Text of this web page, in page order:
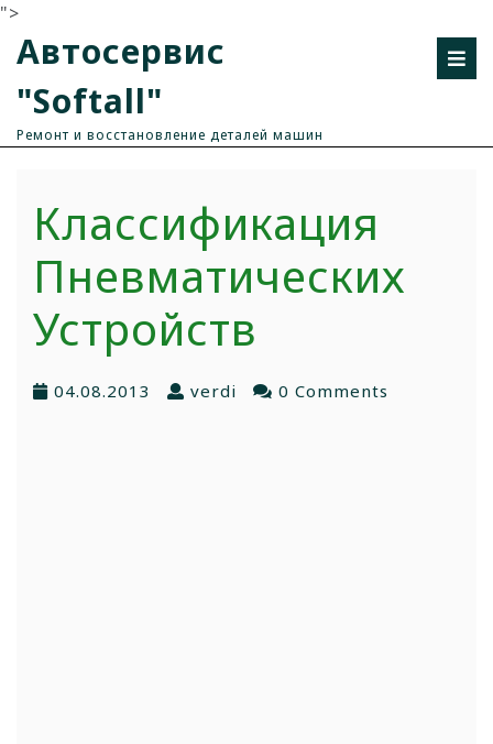
">
Автосервис
"Softall"
Ремонт и восстановление деталей машин
Классификация
Пневматических
Устройств
04.08.2013 verdi 0 Comments